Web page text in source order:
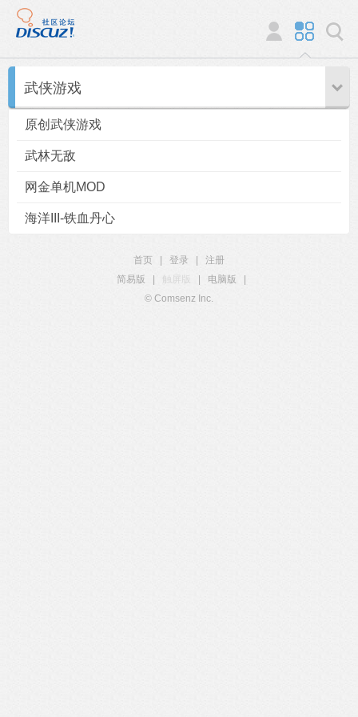
武侠游戏
原创武侠游戏
武林无敌
网金单机MOD
海洋III-铁血丹心
首页 登录
注册
简易版
触屏版 电脑版
© Comsenz Inc.